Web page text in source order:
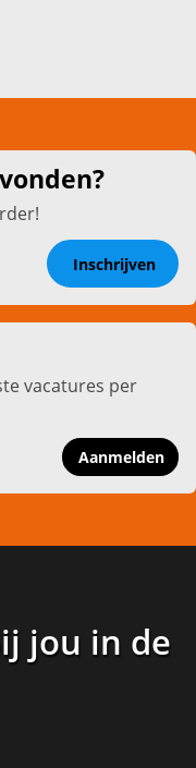
Inschrijven
vacatures per
Aanmelden
jou in de